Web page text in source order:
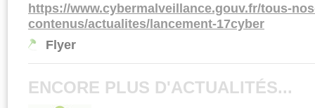
https://www.cybermalveillance.gouv.fr/tous-
contenus/actualites/lancement-17cyber
Flyer
ENCORE PLUS D'ACTUALITÉS...